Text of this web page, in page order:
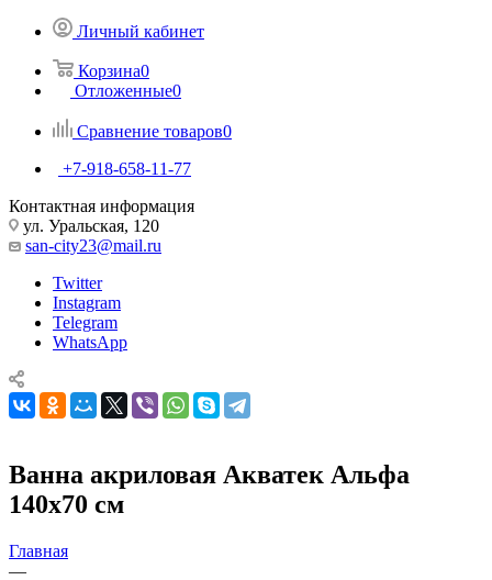
Личный кабинет
Корзина0
Отложенные0
Сравнение товаров0
+7-918-658-11-77
Контактная информация
ул. Уральская, 120
san-city23@mail.ru
Twitter
Instagram
Telegram
WhatsApp
Ванна акриловая Акватек Альфа
140x70 см
Главная
—